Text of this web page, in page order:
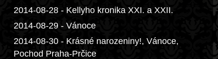
2014-08-28 - Kellyho kronika XXI. a XXII.
2014-08-29 - Vánoce
2014-08-30 - Krásné narozeniny!, Vánoce,
Pochod Praha-Prčice